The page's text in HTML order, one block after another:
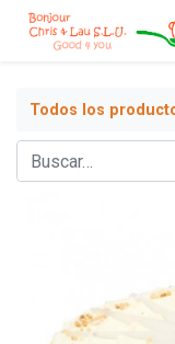
Todos los